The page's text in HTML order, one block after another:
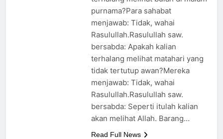
purnama?Para sahabat
menjawab: Tidak, wahai
Rasulullah.Rasulullah saw.
bersabda: Apakah kalian
terhalang melihat matahari yang
tidak tertutup awan?Mereka
menjawab: Tidak, wahai
Rasulullah.Rasulullah saw.
bersabda: Seperti itulah kalian
akan melihat Allah. Barang…
Read Full News